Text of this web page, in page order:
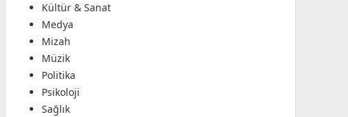
Kültür & Sanat
Medya
Mizah
Müzik
Politika
Psikoloji
Sağlık